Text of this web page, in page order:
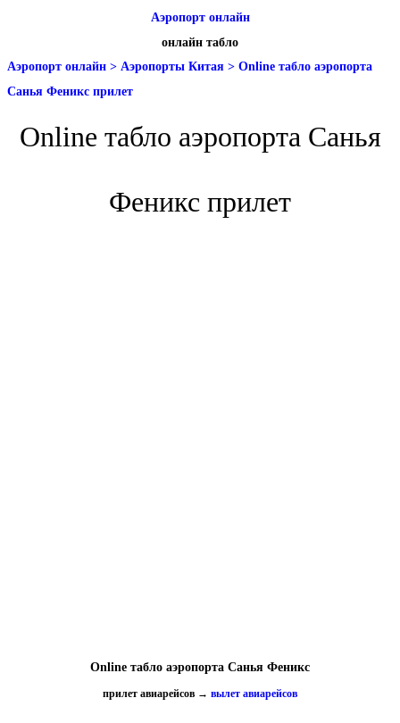
Аэропорт онлайн
онлайн табло
Аэропорт онлайн > Аэропорты Китая > Online табло аэропорта
Санья Феникс прилет
Online табло аэропорта Санья
Феникс прилет
Online табло аэропорта Санья Феникс
прилет авиарейсов → вылет авиарейсов